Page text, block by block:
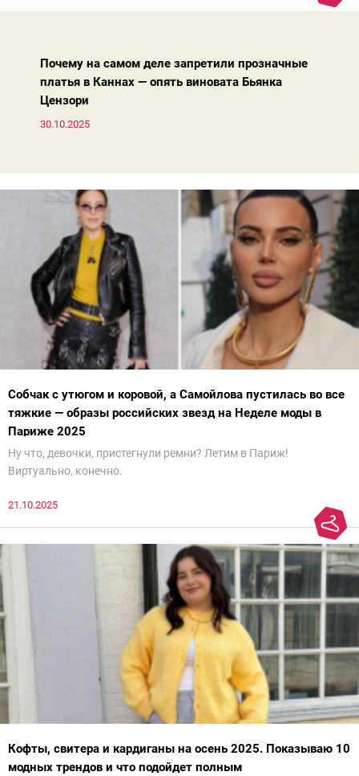
Почему на самом деле запретили прозначные
платья в Каннах — опять виновата Бьянка
Цензори
30.10.2025
Собчак с утюгом и коровой, а Самойлова пустилась во все
тяжкие — образы российских звезд на Неделе моды в
Париже 2025
Ну что, девочки, пристегнули ремни? Летим в Париж!
Виртуально, конечно.
21.10.2025
Кофты, свитера и кардиганы на осень 2025. Показываю 10
модных трендов и что подойдет полным